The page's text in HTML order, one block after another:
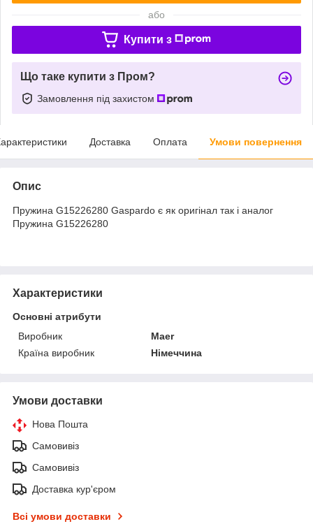
або
Купити з
Що таке купити з Пром?
Замовлення під захистом
Доставка Оплата Умови повернення
Опис
Пружина G15226280 Gaspardo є як оригінал так і аналог
Пружина G15226280
Характеристики
Основні атрибути
Виробник
Maer
Країна виробник
Німеччина
Умови доставки
Нова Пошта
Самовивіз
Самовивіз
Доставка кур'єром
Всі умови доставки